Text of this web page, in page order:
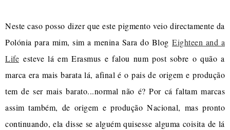
Neste caso posso dizer que este pigmento veio directamente da
Polónia para mim, sim a menina Sara do Blog Eighteen and a
Life esteve lá em Erasmus e falou num post sobre o quão a
marca era mais barata lá, afinal é o pais de origem e produção
tem de ser mais barato...normal não é? Por cá faltam marcas
assim também, de origem e produção Nacional, mas pronto
continuando, ela disse se alguém quisesse alguma coisita de lá